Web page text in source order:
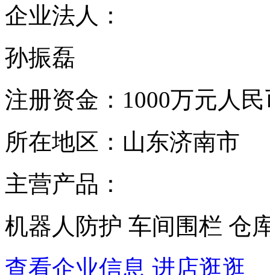
企业法人：
孙振磊
注册资金： 1000万元人
所在地区： 山东济南市
主营产品：
机器人防护 车间围栏 仓
查看企业信息 进店逛逛